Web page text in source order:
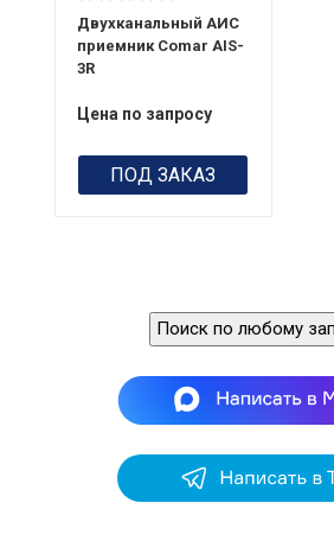
Двухканальный АИС
приемник Comar AIS-
3R
Цена по запросу
ПОД ЗАКАЗ
Поиск по любому